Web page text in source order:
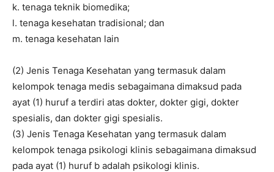
k. tenaga teknik biomedika;
l. tenaga kesehatan tradisional; dan
m. tenaga kesehatan lain
(2) Jenis Tenaga Kesehatan yang termasuk dalam
kelompok tenaga medis sebagaimana dimaksud pada
ayat (1) huruf a terdiri atas dokter, dokter gigi, dokter
spesialis, dan dokter gigi spesialis.
(3) Jenis Tenaga Kesehatan yang termasuk dalam
kelompok tenaga psikologi klinis sebagaimana dimaksud
pada ayat (1) huruf b adalah psikologi klinis.